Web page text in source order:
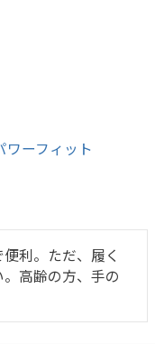
ワーフィット
利。ただ、履く
高齢の方、手の